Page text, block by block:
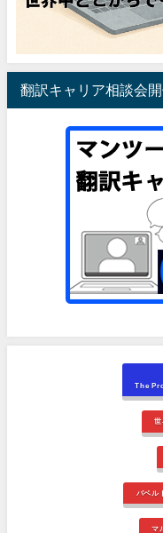
翻訳キャリア相談会開
The
世
バベル
マ